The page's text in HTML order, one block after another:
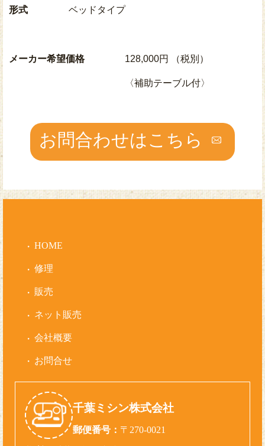
形式
ベッドタイプ
メーカー希望価格 128,000円 （税別）
〈補助テーブル付〉
お問合わせはこちら
HOME
修理
販売
ネット販売
会社概要
お問合せ
千葉ミシン株式会社
郵便番号： 〒270-0021